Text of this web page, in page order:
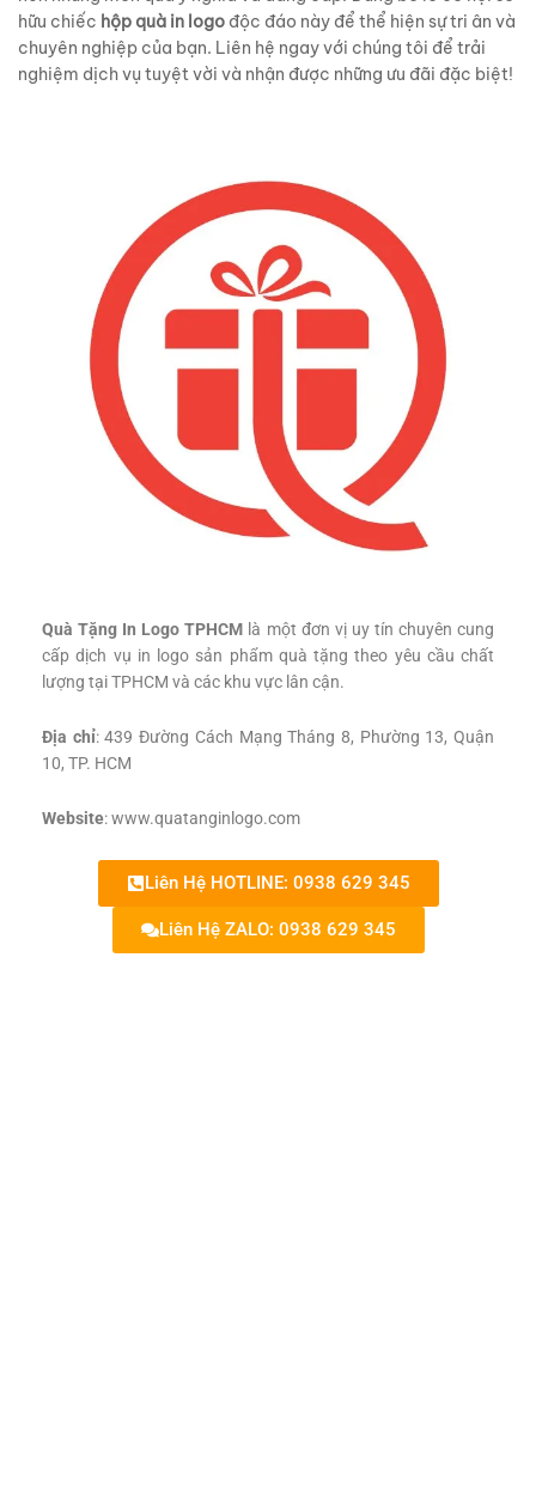
hữu chiếc hộp quà in logo độc đáo này để thể hiện sự tri ân và
chuyên nghiệp của bạn. Liên hệ ngay với chúng tôi để trải
nghiệm dịch vụ tuyệt vời và nhận được những ưu đãi đặc biệt!
Quà Tặng In Logo TPHCM là một đơn vị uy tín chuyên cung
cấp dịch vụ in logo sản phẩm quà tặng theo yêu cầu chất
lượng tại TPHCM và các khu vực lân cận.
Địa chỉ: 439 Đường Cách Mạng Tháng 8, Phường 13, Quận
10, TP. HCM
Website: www.quatanginlogo.com
Liên Hệ HOTLINE: 0938 629 345
Liên Hệ ZALO: 0938 629 345